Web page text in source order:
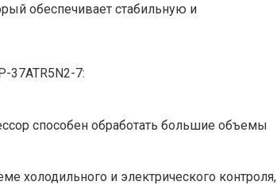
обеспечивает стабильную и
37ATR5N2-7:
способен обработать большие объемы
холодильного и электрического контроля,